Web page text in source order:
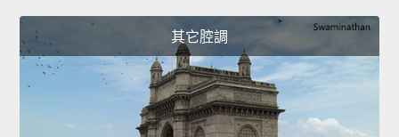
其它腔調